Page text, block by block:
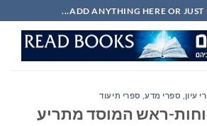
ADD ANYTHING HERE OR JUST
עיון, ספרי מדע, ספרי תיעוד
ראש המוסד מתריע